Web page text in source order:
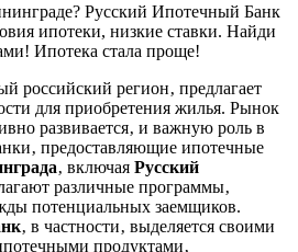
Русский Ипотечный Банк
ипотеки, низкие ставки. Найди
Ипотека стала проще!
российский регион‚ предлагает
для приобретения жилья. Рынок
развивается‚ и важную роль в
предоставляющие ипотечные
‚ включая Русский
различные программы‚
потенциальных заемщиков.
‚ в частности‚ выделяется своими
продуктами‚